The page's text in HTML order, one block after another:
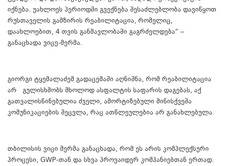
იქნება. უახლოეს პერიოდში გვექნება შესაძლებლობა დავიწყოთ
რუსთაველის გამზირის რეაბილიტაცია, რომელიც,
დაახლოებით, 4 თვის განმავლობაში გაგრძელდება“ –
განაცხადა ვიცე-მერმა.
გიორგი ტყემალაძემ გადაცემაში აღნიშნა, რომ რეაბილიტაცია
არ გულისხმობს მხოლოდ ასფალტის საფარის დაგებას, აქ
გათვალისწინებულია ძველი, ამორტიზებული მიწისქვეშა
კომუნიკაციების შეცვლა, რაც ათწლეულებია არ განახლებულა.
თბილისის ვიცი მერმა განაცხადა, რომ ეს არის კომპლექსური
პროცესი, GWP-თან და სხვა პროვაიდერ კომპანიებთან ერთად.